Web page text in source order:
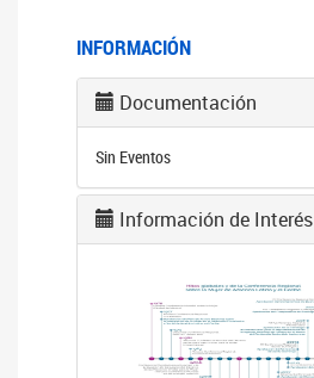
INFORMACIÓN
Documentación
Sin Eventos
Información de Interés